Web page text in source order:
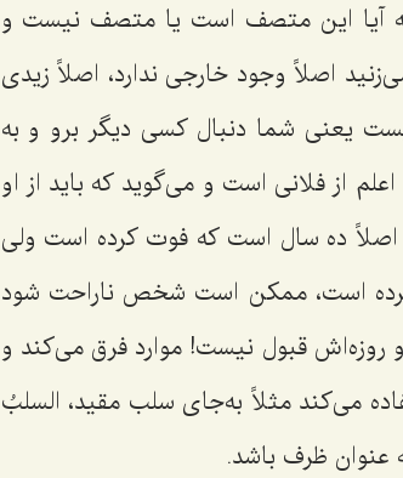
آیا این متصف است یا متصف نیست و
اصلاً وجود خارجى ندارد، اصلاً زیدى
یعنى شما دنبال كسى دیگر برو و به
از فلانى است و می‌گوید که باید از او
اصلاً ده سال است كه فوت كرده است ولی
است، ممکن است شخص ناراحت شود
و روزه‌اش قبول نیست! موارد فرق می‌کند و
می‌کند مثلاً به‌جای سلب مقید، السلبُ
عنوان ظرف باشد.